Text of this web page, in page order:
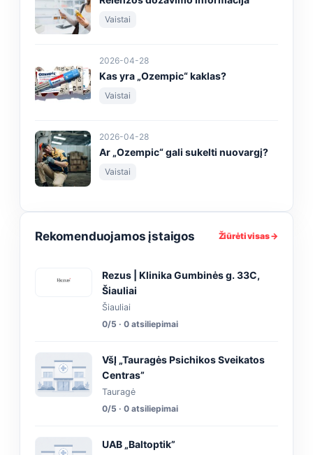
Vaistai
2026-04-28
Kas yra „Ozempic“ kaklas?
Vaistai
2026-04-28
Ar „Ozempic“ gali sukelti nuovargį?
Vaistai
Rekomenduojamos įstaigos Žiūrėti visas →
Rezus | Klinika Gumbinės g. 33C,
Šiauliai
Šiauliai
0/5 · 0 atsiliepimai
VšĮ „Tauragės Psichikos Sveikatos
Centras”
Tauragė
0/5 · 0 atsiliepimai
UAB „Baltoptik”